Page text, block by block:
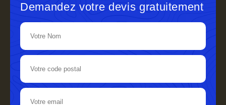
Demandez votre devis gratuitement